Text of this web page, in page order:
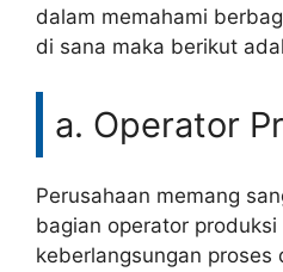
dalam memahami
di sana maka berikut
a. Operator
Perusahaan memang
bagian operator produksi
keberlangsungan proses